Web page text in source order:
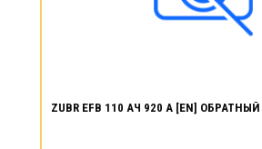
ZUBR EFB 110 АЧ 920 А [EN] ОБРАТНЫЙ